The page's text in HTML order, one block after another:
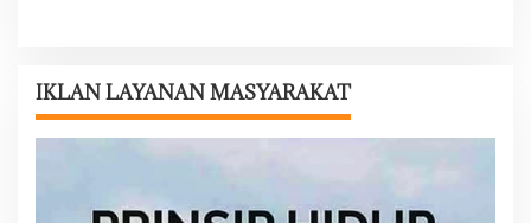
i
p
IKLAN LAYANAN MASYARAKAT